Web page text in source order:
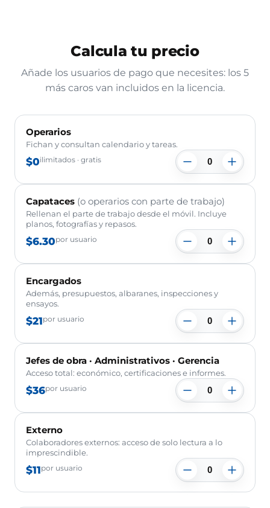
Calcula tu precio
Añade los usuarios de pago que necesites: los 5
más caros van incluidos en la licencia.
Operarios
Fichan y consultan calendario y tareas.
$0ilimitados · gratis
Capataces (o operarios con parte de trabajo)
Rellenan el parte de trabajo desde el móvil. Incluye
planos, fotografías y repasos.
$6.30por usuario
Encargados
Además, presupuestos, albaranes, inspecciones y
ensayos.
$21por usuario
Jefes de obra · Administrativos · Gerencia
Acceso total: económico, certificaciones e informes.
$36por usuario
Externo
Colaboradores externos: acceso de solo lectura a lo
imprescindible.
$11por usuario